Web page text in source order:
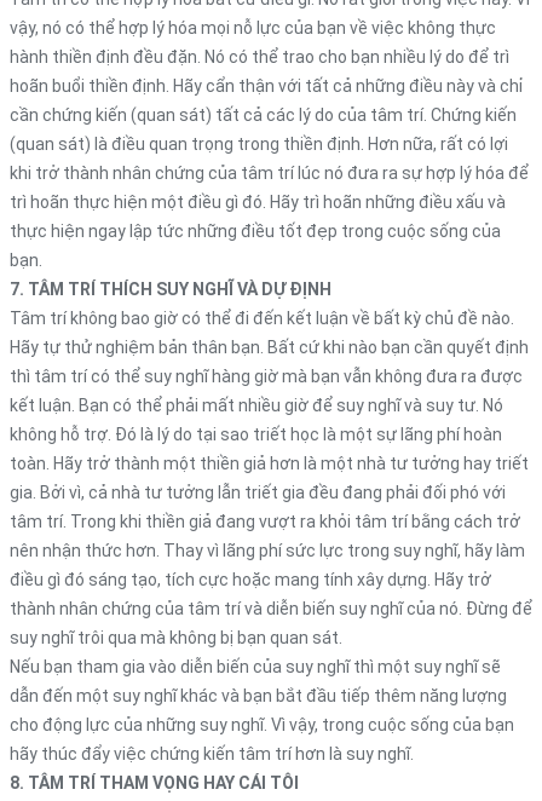
vậy, nó có thể hợp lý hóa mọi nỗ lực của bạn về việc không thực
hành thiền định đều đặn. Nó có thể trao cho bạn nhiều lý do để trì
hoãn buổi thiền định. Hãy cẩn thận với tất cả những điều này và chỉ
cần chứng kiến (quan sát) ​​tất cả các lý do của tâm trí. Chứng kiến ​​
(quan sát) là điều quan trọng trong thiền định. Hơn nữa, rất có lợi
khi trở thành nhân chứng của tâm trí lúc nó đưa ra sự hợp lý hóa để
trì hoãn thực hiện một điều gì đó. Hãy trì hoãn những điều xấu và
thực hiện ngay lập tức những điều tốt đẹp trong cuộc sống của
bạn.
7. TÂM TRÍ THÍCH SUY NGHĨ VÀ DỰ ĐỊNH
Tâm trí không bao giờ có thể đi đến kết luận về bất kỳ chủ đề nào.
Hãy tự thử nghiệm bản thân bạn. Bất cứ khi nào bạn cần quyết định
thì tâm trí có thể suy nghĩ hàng giờ mà bạn vẫn không đưa ra được
kết luận. Bạn có thể phải mất nhiều giờ để suy nghĩ và suy tư. Nó
không hỗ trợ. Đó là lý do tại sao triết học là một sự lãng phí hoàn
toàn. Hãy trở thành một thiền giả hơn là một nhà tư tưởng hay triết
gia. Bởi vì, cả nhà tư tưởng lẫn triết gia đều đang phải đối phó với
tâm trí. Trong khi thiền giả đang vượt ra khỏi tâm trí bằng cách trở
nên nhận thức hơn. Thay vì lãng phí sức lực trong suy nghĩ, hãy làm
điều gì đó sáng tạo, tích cực hoặc mang tính xây dựng. Hãy trở
thành nhân chứng của tâm trí và diễn biến suy nghĩ của nó. Đừng để
suy nghĩ trôi qua mà không bị bạn quan sát.
Nếu bạn tham gia vào diễn biến của suy nghĩ thì một suy nghĩ sẽ
dẫn đến một suy nghĩ khác và bạn bắt đầu tiếp thêm năng lượng
cho động lực của những suy nghĩ. Vì vậy, ​​trong cuộc sống của bạn
hãy thúc đẩy việc chứng kiến tâm trí hơn là suy nghĩ.
8. TÂM TRÍ THAM VỌNG HAY CÁI TÔI